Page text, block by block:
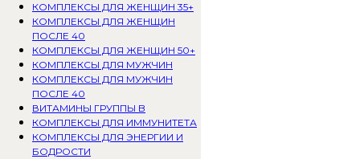
КОМПЛЕКСЫ ДЛЯ ЖЕНЩИН 35+
КОМПЛЕКСЫ ДЛЯ ЖЕНЩИН
ПОСЛЕ 40
КОМПЛЕКСЫ ДЛЯ ЖЕНЩИН 50+
КОМПЛЕКСЫ ДЛЯ МУЖЧИН
КОМПЛЕКСЫ ДЛЯ МУЖЧИН
ПОСЛЕ 40
ВИТАМИНЫ ГРУППЫ B
КОМПЛЕКСЫ ДЛЯ ИММУНИТЕТА
КОМПЛЕКСЫ ДЛЯ ЭНЕРГИИ И
БОДРОСТИ